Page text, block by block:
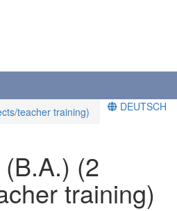
teacher training)
DEUTSCH
(2
training)